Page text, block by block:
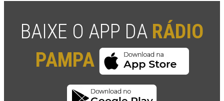
BAIXE O APP DA RÁDIO
PAMPA